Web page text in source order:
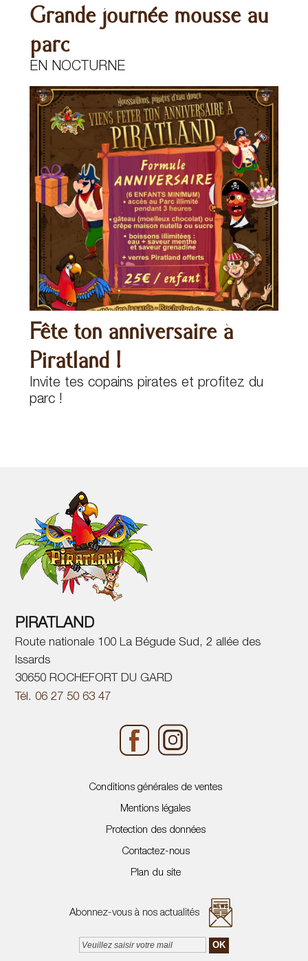
Grande journée mousse au
parc
EN NOCTURNE
Fête ton anniversaire à
Piratland !
Invite tes copains pirates et profitez du
parc !
PIRATLAND
Route nationale 100 La Bégude Sud, 2 allée des
Issards
30650 ROCHEFORT DU GARD
Tél. 06 27 50 63 47
Conditions générales de ventes
Mentions légales
Protection des données
Contactez-nous
Plan du site
Abonnez-vous à nos actualités